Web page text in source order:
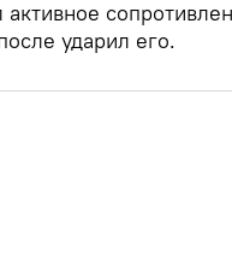
ударил его.